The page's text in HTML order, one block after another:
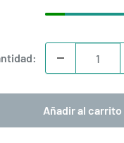
Añadir al carrito